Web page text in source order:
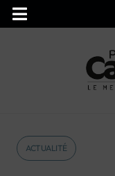
ACTUALITÉ